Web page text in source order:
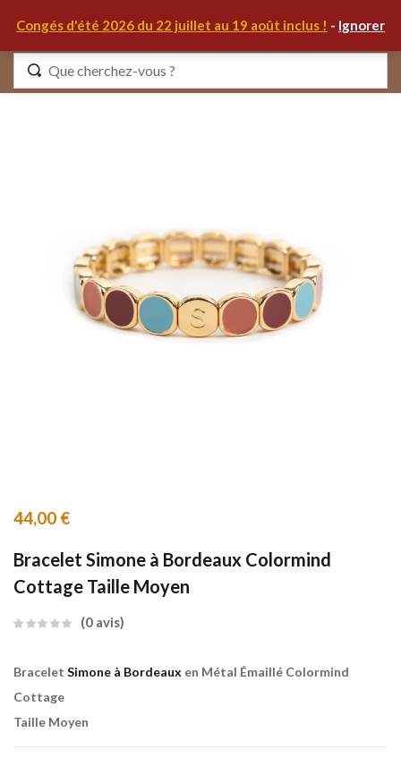
Congés d'été 2026 du 22 juillet au 19 août inclus ! - Ignorer
44,00 €
Bracelet Simone à Bordeaux Colormind
Cottage Taille Moyen
0 avis
Bracelet Simone à Bordeaux en Métal Émaillé Colormind
Cottage
Taille Moyen
Identifiez-vous
S'IDENTIFIER
MON COMPTE